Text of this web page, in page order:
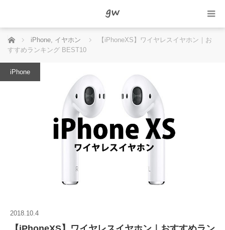
ホーム iPhone, イヤホン
【iPhoneXS】ワイヤレスイヤホン｜お
すすめランキング BEST10
iPhone
2018.10.4